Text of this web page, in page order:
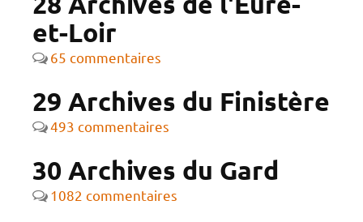
et-Loir
65 commentaires
29 Archives du Finistère
493 commentaires
30 Archives du Gard
1082 commentaires